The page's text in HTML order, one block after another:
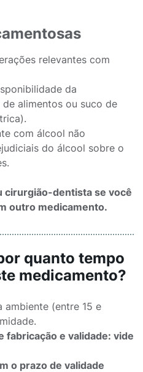
relevantes com
da
alimentos ou suco de
com álcool não
do álcool sobre o
cirurgião-dentista se você
outro medicamento.
quanto tempo
medicamento?
ambiente (entre 15 e
fabricação e validade: vide
o prazo de validade